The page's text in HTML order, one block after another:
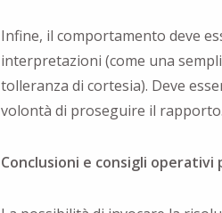
Infine, il comportamento deve
interpretazioni (come una
tolleranza di cortesia). Deve
volontà di proseguire il rapporto.
Conclusioni e consigli operativi